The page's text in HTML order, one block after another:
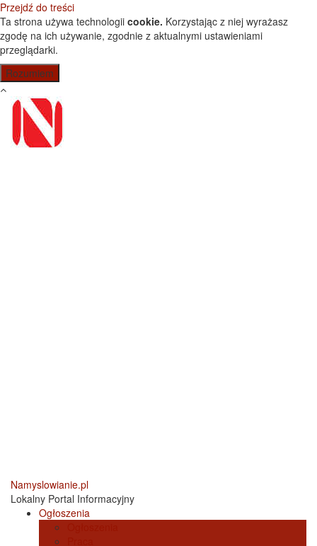
Przejdź do treści
Ta strona używa technologii cookie. Korzystając z niej wyrażasz
zgodę na ich używanie, zgodnie z aktualnymi ustawieniami
przeglądarki.
Namyslowianie.pl
Lokalny Portal Informacyjny
Ogłoszenia